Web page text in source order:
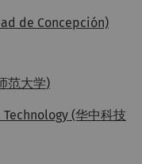
de Concepción)
范大学)
(华中科技